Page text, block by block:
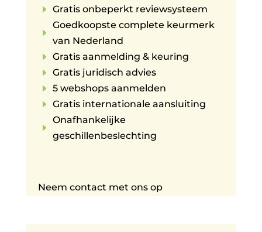
E Gratis onbeperkt reviewsysteem
E
Goedkoopste complete keurmerk
van Nederland
E Gratis aanmelding & keuring
E Gratis juridisch advies
E 5 webshops aanmelden
E Gratis internationale aansluiting
E
Onafhankelijke
geschillenbeslechting
Neem contact met ons op